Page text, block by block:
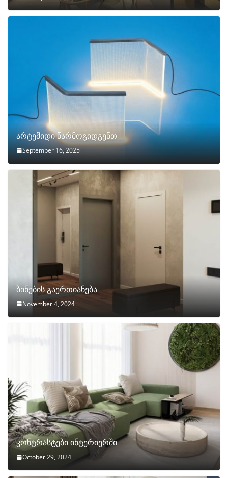
არტემიდი წარმოგიდგენთ
September 16, 2025
ბინების გაერთიანება
November 4, 2024
კონტრასტები ინტერიერში
October 29, 2024